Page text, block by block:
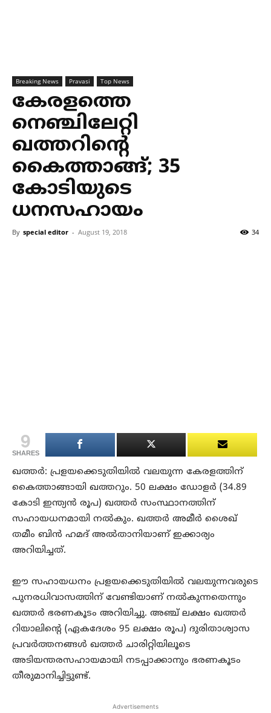
Breaking News Pravasi Top News
കേരളത്തെ
നെഞ്ചിലേറ്റി
ഖത്തറിന്റെ
കൈത്താങ്ങ്; 35
കോടിയുടെ
ധനസഹായം
By special editor - August 19, 2018 34
9
SHARES
ഖത്തര്‍: പ്രളയക്കെടുതിയില്‍ വലയുന്ന കേരളത്തിന്
കൈത്താങ്ങായി ഖത്തറും. 50 ലക്ഷം ഡോളര്‍ (34.89
കോടി ഇന്ത്യന്‍ രൂപ) ഖത്തര്‍ സംസ്ഥാനത്തിന്
സഹായധനമായി നല്‍കും. ഖത്തര്‍ അമീര്‍ ശൈഖ്
തമീം ബിന്‍ ഹമദ് അല്‍താനിയാണ് ഇക്കാര്യം
അറിയിച്ചത്.
ഈ സഹായധനം പ്രളയക്കെടുതിയില്‍ വലയുന്നവരുടെ
പുനരധിവാസത്തിന് വേണ്ടിയാണ് നല്‍കുന്നതെന്നും
ഖത്തര്‍ ഭരണകൂടം അറിയിച്ചു. അഞ്ച് ലക്ഷം ഖത്തര്‍
റിയാലിന്‍റെ (ഏകദേശം 95 ലക്ഷം രൂപ) ദുരിതാശ്വാസ
പ്രവര്‍ത്തനങ്ങള്‍ ഖത്തര്‍ ചാരിറ്റിയിലൂടെ
അടിയന്തരസഹായമായി നടപ്പാക്കാനും ഭരണകൂടം
തീരുമാനിച്ചിട്ടുണ്ട്.
Advertisements